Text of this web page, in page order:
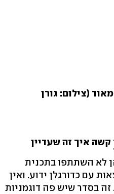
(צילום: גורן
קשה איך זה שעדיין
לא השתתפו בתכנית
עם כדורגלן ידוע. ואין
בסדר שיש פה דוגמניות